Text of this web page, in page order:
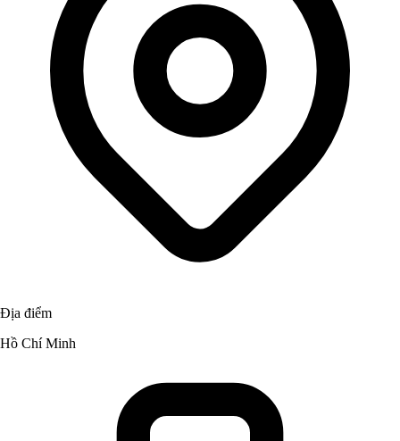
Địa điểm
Hồ Chí Minh